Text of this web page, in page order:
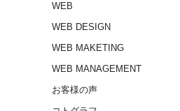
WEB
WEB DESIGN
WEB MAKETING
WEB MANAGEMENT
お客様の声